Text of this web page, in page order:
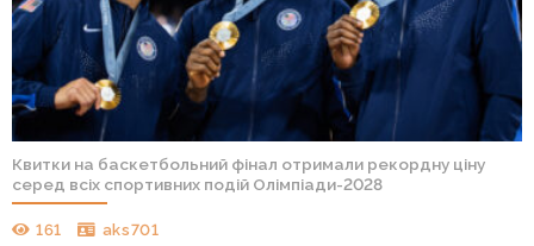
Квитки на баскетбольний фінал отримали рекордну ціну
серед всіх спортивних подій Олімпіади-2028
161 aks701